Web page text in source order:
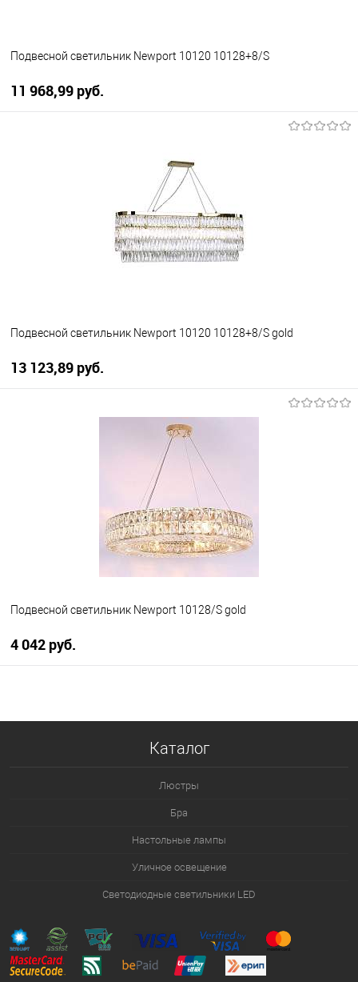
Подвесной светильник Newport 10120 10128+8/S
11 968,99 pуб.
менеджера
Подвесной светильник Newport 10120 10128+8/S gold
13 123,89 pуб.
менеджера
Подвесной светильник Newport 10128/S gold
4 042 pуб.
менеджера
Каталог
Люстры
Бра
Настольные лампы
Уличное освещение
Светодиодные светильники LED